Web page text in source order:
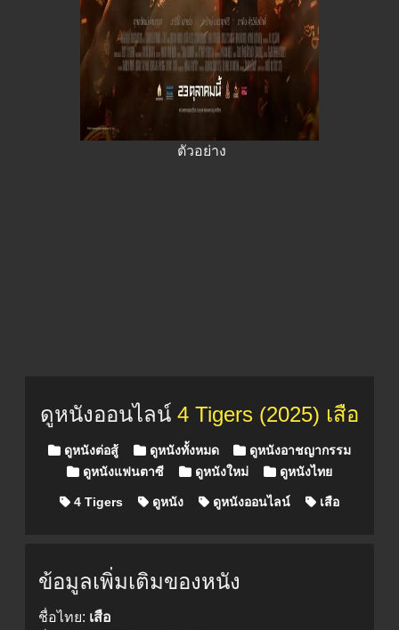
ตัวอย่าง
ดูหนังออนไลน์ 4 Tigers (2025) เสือ
Posted in
ดูหนังต่อสู้ ดูหนังทั้งหมด
ดูหนังอาชญากรรม
ดูหนังแฟนตาซี
ดูหนังใหม่ ดูหนังไทย
4 Tigers ดูหนัง ดูหนังออนไลน์ เสือ
ข้อมูลเพิ่มเติมของหนัง
ชื่อไทย: เสือ